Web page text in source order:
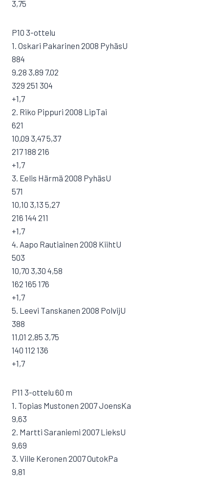
3,75
P10 3-ottelu
1. Oskari Pakarinen 2008 PyhäsU
884
9,28 3,89 7,02
329 251 304
+1,7
2. Riko Pippuri 2008 LipTai
621
10,09 3,47 5,37
217 188 216
+1,7
3. Eelis Härmä 2008 PyhäsU
571
10,10 3,13 5,27
216 144 211
+1,7
4. Aapo Rautiainen 2008 KiihtU
503
10,70 3,30 4,58
162 165 176
+1,7
5. Leevi Tanskanen 2008 PolvijU
388
11,01 2,85 3,75
140 112 136
+1,7
P11 3-ottelu 60 m
1. Topias Mustonen 2007 JoensKa
9,63
2. Martti Saraniemi 2007 LieksU
9,69
3. Ville Keronen 2007 OutokPa
9,81